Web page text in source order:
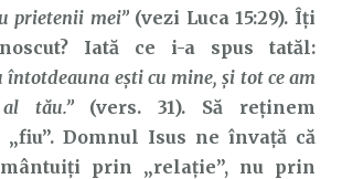
prietenii mei”(vezi Luca 15:29). Îți
Iată ce i-a spus tatăl:
întotdeauna eşti cu mine, şi tot ce am
tău.”(vers. 31). Să reținem
„fiu”. Domnul Isus ne învață că
prin „relație”, nu prin